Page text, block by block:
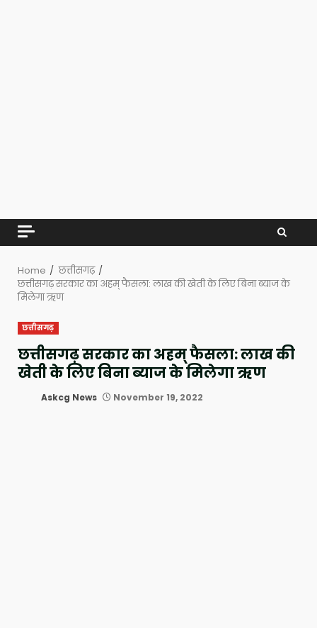
Home
छत्तीसगढ़
छत्तीसगढ़ सरकार का अहम् फैसला: लाख की खेती के लिए बिना ब्याज के
मिलेगा ऋण
छत्तीसगढ़
छत्तीसगढ़ सरकार का अहम् फैसला: लाख की
खेती के लिए बिना ब्याज के मिलेगा ऋण
Askcg News November 19, 2022